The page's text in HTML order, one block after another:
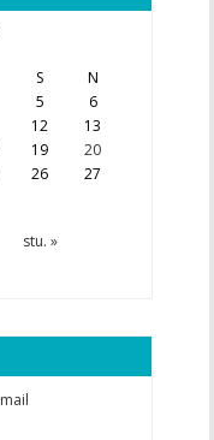
S N
stu. »
5
6
12
13
19
20
26
27
mail